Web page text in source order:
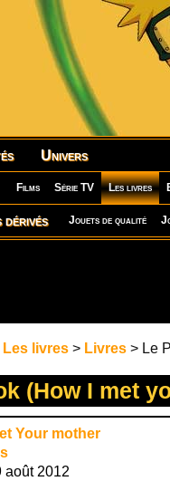
Univers
Films Série TV Les livres
dérivés Jouets de qualité
Les livres > Livres > Le
(How I met
Your mother
août 2012